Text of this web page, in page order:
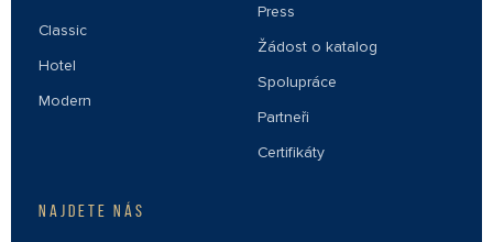
Classic
Hotel
Modern
Press
Žádost o katalog
Spolupráce
Partneři
Certifikáty
NAJDETE NÁS